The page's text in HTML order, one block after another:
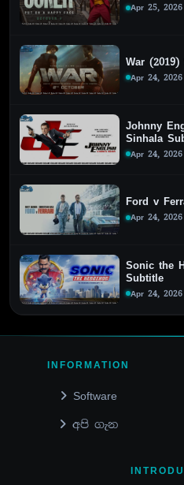
Apr 25, 2026
War
Apr 24, 2026
Johnny
Sinhala
Apr 24, 2026
Ford v
Apr 24, 2026
Sonic the
Subtitle
Apr 24, 2026
INFORMATION
Software
අපි ගැන